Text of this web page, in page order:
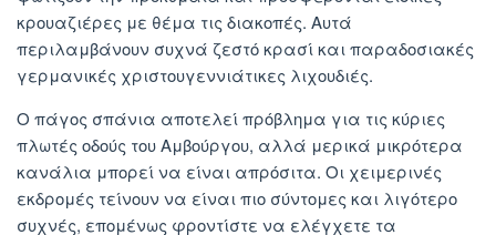
κρουαζιέρες με θέμα τις διακοπές. Αυτά
περιλαμβάνουν συχνά ζεστό κρασί και παραδοσιακές
γερμανικές χριστουγεννιάτικες λιχουδιές.
Ο πάγος σπάνια αποτελεί πρόβλημα για τις κύριες
πλωτές οδούς του Αμβούργου, αλλά μερικά μικρότερα
κανάλια μπορεί να είναι απρόσιτα. Οι χειμερινές
εκδρομές τείνουν να είναι πιο σύντομες και λιγότερο
συχνές, επομένως φροντίστε να ελέγχετε τα